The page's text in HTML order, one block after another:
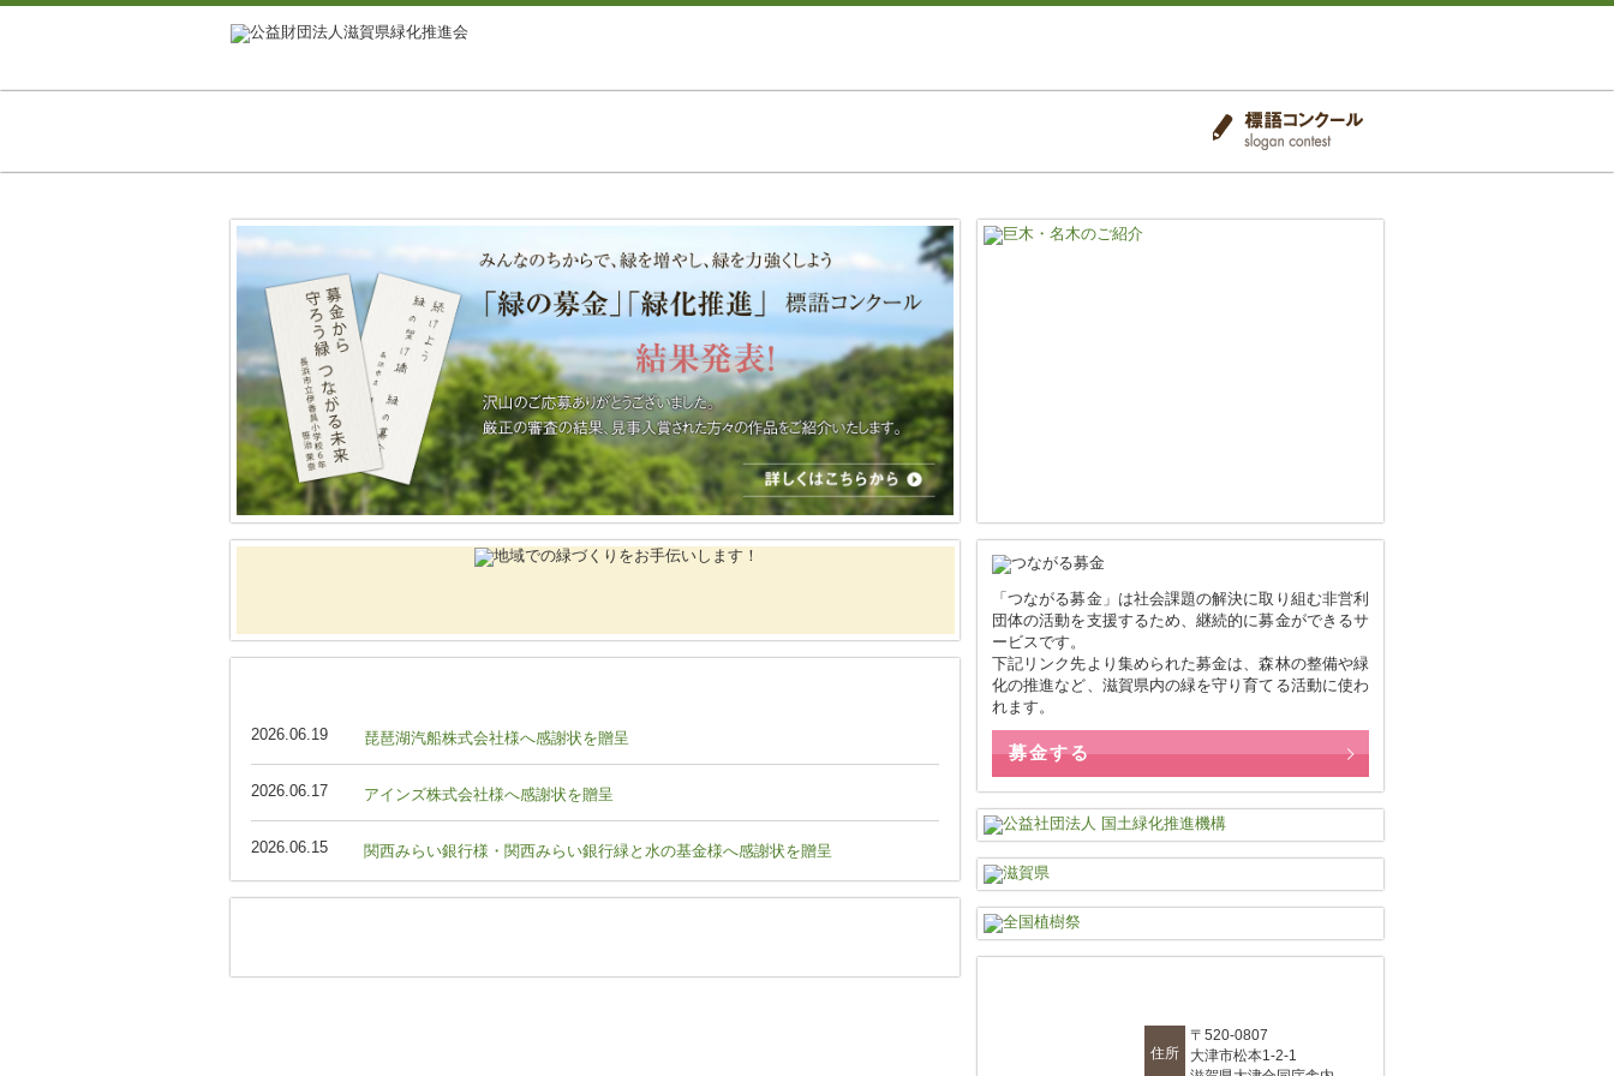
2026.06.19 琵琶湖汽船株式会社様へ感謝状を贈呈
2026.06.17 アインズ株式会社様へ感謝状を贈呈
2026.06.15 関西みらい銀行様・関西みらい銀行緑と水の基金様へ感謝状を贈呈
「つながる募金」は社会課題の解決に取り組む非営利
団体の活動を支援するため、継続的に募金ができるサ
ービスです。
下記リンク先より集められた募金は、森林の整備や緑
化の推進など、滋賀県内の緑を守り育てる活動に使わ
れます。
募金する
住所
〒520-0807
大津市松本1-2-1